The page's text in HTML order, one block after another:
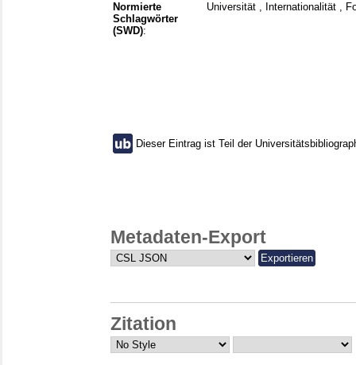
Normierte
Schlagwörter
(SWD):
Universität , Internationalität ,
Dieser Eintrag ist Teil der
Metadaten-Export
Zitation